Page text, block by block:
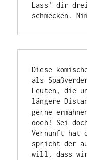
Lass' dir drei
schmecken.
Diese
als
Leuten, die
längere
gerne
doch! Sei
Vernunft hat
spricht der
will, dass